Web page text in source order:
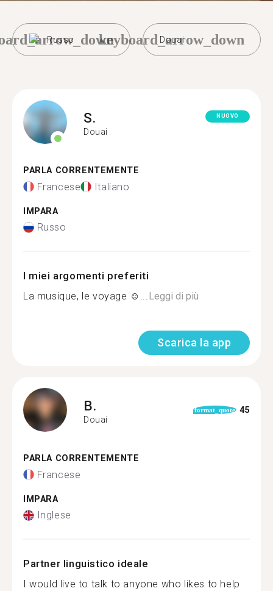
Russo Douai
keyboard_arrow_down
S.
Douai
NUOVO
PARLA CORRENTEMENTE
Francese Italiano
IMPARA
Russo
I miei argomenti preferiti
La musique, le voyage ☺...Leggi di più
Scarica la app
B.
Douai
format_quote 45
PARLA CORRENTEMENTE
Francese
IMPARA
Inglese
Partner linguistico ideale
I would live to talk to anyone who likes to help